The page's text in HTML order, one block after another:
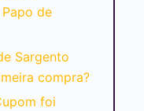
de
Sargento
compra?
foi